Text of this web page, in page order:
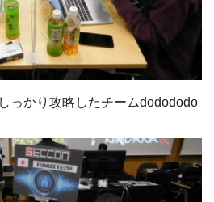
っかり攻略したチームdodododo